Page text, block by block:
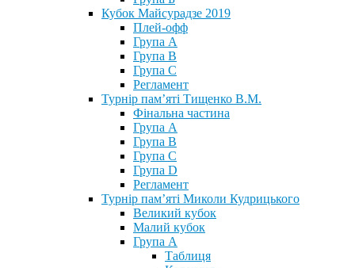
Кубок Майсурадзе 2019
Плей-офф
Група А
Група В
Група С
Регламент
Турнір пам’яті Тищенко В.М.
Фінальна частина
Група А
Група В
Група С
Група D
Регламент
Турнір пам’яті Миколи Кудрицького
Великий кубок
Малий кубок
Група А
Таблиця